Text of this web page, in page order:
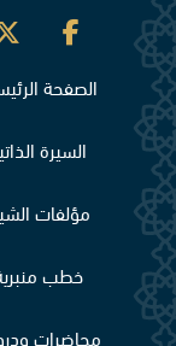
الصفحة
السيرة
مؤلفات
خطب
محاضرات